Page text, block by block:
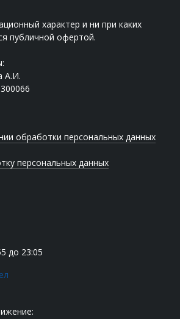
характер и ни при каких
публичной офертой.
А.И.
обработки персональных данных
персональных данных
до 23:05